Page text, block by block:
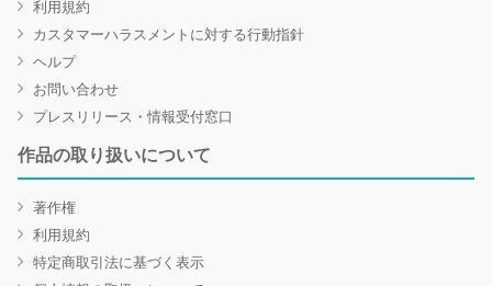
利用規約
カスタマーハラスメントに対する行動指針
ヘルプ
お問い合わせ
プレスリリース・情報受付窓口
作品の取り扱いについて
著作権
利用規約
特定商取引法に基づく表示